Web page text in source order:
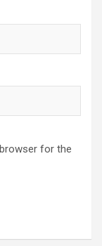
for the